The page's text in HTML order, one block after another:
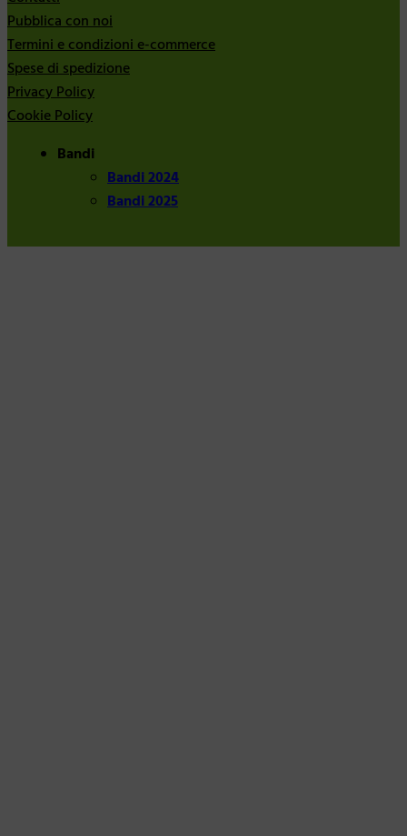
Pubblica con noi
Termini e condizioni e-commerce
Spese di spedizione
Privacy Policy
Cookie Policy
Bandi
Bandi 2024
Bandi 2025